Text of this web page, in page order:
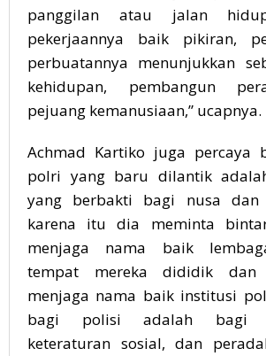
panggilan atau jalan
pekerjaannya baik pikiran,
perbuatannya menunjukkan
kehidupan, pembangun
pejuang kemanusiaan,” ucapnya.
Achmad Kartiko juga percaya
polri yang baru dilantik
yang berbakti bagi nusa dan
karena itu dia meminta
menjaga nama baik
tempat mereka dididik
menjaga nama baik institusi
bagi polisi adalah bagi
keteraturan sosial, dan